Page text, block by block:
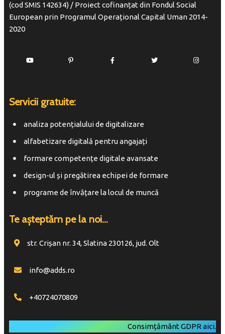
(cod SMIS 142634) / Proiect cofinanțat din Fondul Social
European prin Programul Operațional Capital Uman 2014-
2020
Servicii gratuite:
analiza potențialului de digitalizare
alfabetizare digitală pentru angajați
formare competențe digitale avansate
design-ul și pregătirea echipei de formare
programe de învățare la locul de muncă
Te așteptăm pe la noi...
str. Crișan nr. 34, Slatina 230126, jud. Olt
info@adds.ro
+40724070809
Consimțământ GDPR aici.